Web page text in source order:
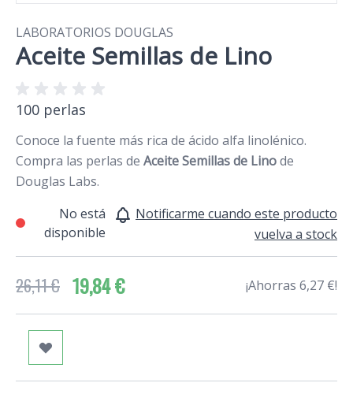
LABORATORIOS DOUGLAS
Aceite Semillas de Lino
100 perlas
Conoce la fuente más rica de ácido alfa linolénico.
Compra las perlas de Aceite Semillas de Linode
Douglas Labs.
No está
disponible
Notificarme cuando este producto
vuelva a stock
26,11 € 19,84 € ¡Ahorras 6,27 €!